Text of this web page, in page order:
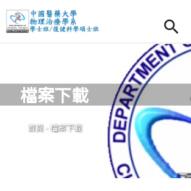
首頁
Open
Open
Jump to Navigation
Jump to Main content
檔案下載
您在這裡
首頁 - 檔案下載